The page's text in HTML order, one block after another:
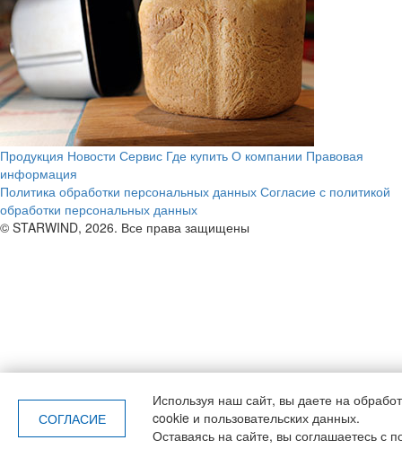
Продукция Новости Сервис Где купить О компании Правовая
информация
Политика обработки персональных данных Согласие с политикой
обработки персональных данных
© STARWIND, 2026. Все права защищены
Используя наш сайт, вы даете
СОГЛАСИЕ
на
cookie и пользовательских данных.
Оставаясь на сайте, вы соглашаетесь с